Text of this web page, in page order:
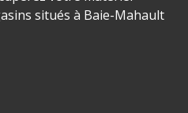
situés à Baie-Mahault